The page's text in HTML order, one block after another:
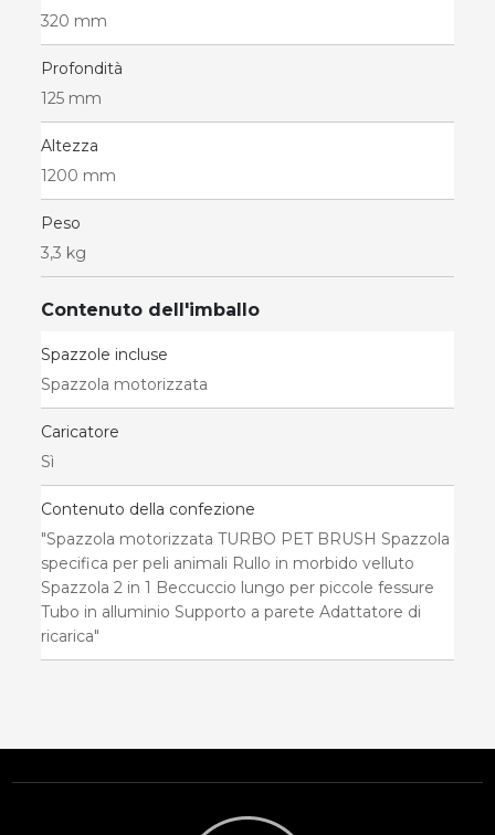
320 mm
Profondità
125 mm
Altezza
1200 mm
Peso
3,3 kg
Contenuto dell'imballo
Spazzole incluse
Spazzola motorizzata
Caricatore
Sì
Contenuto della confezione
"Spazzola motorizzata TURBO PET BRUSH Spazzola
specifica per peli animali Rullo in morbido velluto
Spazzola 2 in 1 Beccuccio lungo per piccole fessure
Tubo in alluminio Supporto a parete Adattatore di
ricarica"